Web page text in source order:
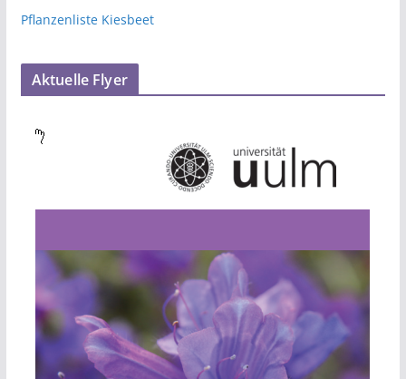
Pflanzenliste Kiesbeet
Aktuelle Flyer